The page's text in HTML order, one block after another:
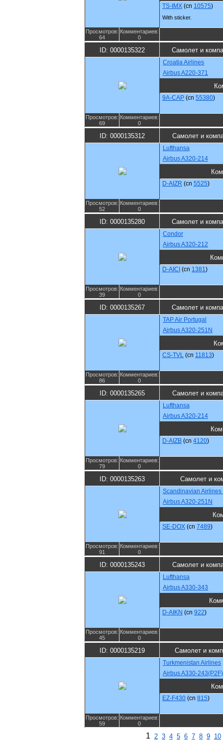
TS-IMX (cn 10575)
With sticker.
Просмотров:
64
Комментариев:
0
ID: 0000135322 Самолет и
Croatia Airlines
Airbus A220-371
9A-CAP (cn 55380)
Просмотров:
69
Комментариев:
0
ID: 0000135312 Самолет и
Lufthansa
Airbus A320-214
D-AIZR (cn 5525)
Просмотров:
52
Комментариев:
0
ID: 0000135280 Самолет и
Condor
Airbus A320-212
D-AICI (cn 1381)
Просмотров:
39
Комментариев:
0
ID: 0000135267 Самолет и
TAP Air Portugal
Airbus A320-251N
CS-TVL (cn 11813)
Просмотров:
86
Комментариев:
0
ID: 0000135265 Самолет и
Lufthansa
Airbus A320-214
D-AIZB (cn 4120)
Просмотров:
79
Комментариев:
0
ID: 0000135263 Самолет и
Scandinavian Airlines
Airbus A320-251N
SE-DOX (cn 7489)
Просмотров:
91
Комментариев:
0
ID: 0000135243 Самолет и
Lufthansa
Airbus A330-343
D-AIKN (cn 922)
Просмотров:
45
Комментариев:
0
ID: 0000135219 Самолет и
Turkmenistan Airlines
Airbus A330-243(P2F)
EZ-F430 (cn 815)
Просмотров:
59
Комментариев:
0
1 2 3 4 5 6 7 8 9 10